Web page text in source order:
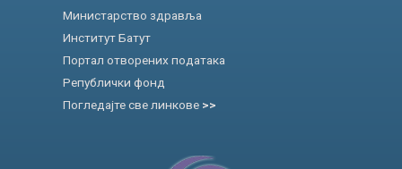
Министарство здравља
Институт Батут
Портал отворених података
Републички фонд
Погледајте све линкове >>